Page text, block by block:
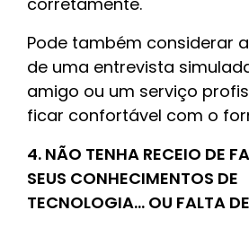
Pode também considerar
de uma entrevista
amigo ou um serviço
ficar confortável com o
4. NÃO TENHA RECEIO DE
SEUS CONHECIMENTOS DE
TECNOLOGIA... OU FALTA